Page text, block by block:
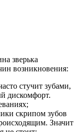
зверька
возникновения:
стучит зубами,
дискомфорт.
скрипом зубов
Значит